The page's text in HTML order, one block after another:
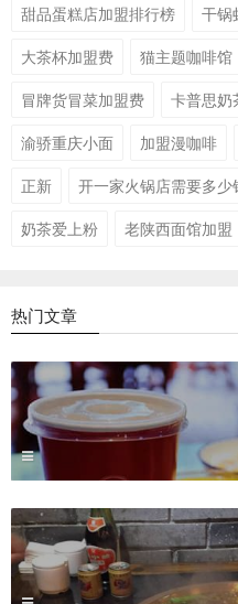
甜品蛋糕店加盟排行榜
干锅
大茶杯加盟费
猫主题咖啡馆
冒牌货冒菜加盟费
卡普思奶
渝骄重庆小面
加盟漫咖啡
正新
开一家火锅店需要多少
奶茶爱上粉
老陕西面馆加盟
热门文章